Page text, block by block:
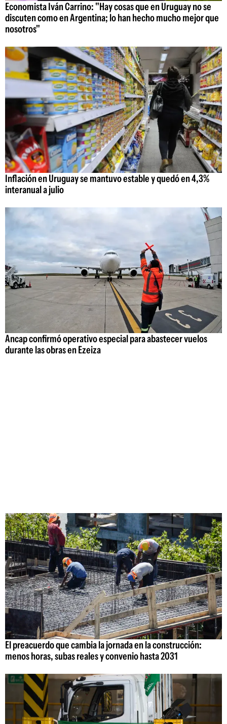
Economista Iván Carrino: "Hay cosas que en Uruguay no se
discuten como en Argentina; lo han hecho mucho mejor que
nosotros"
Inflación en Uruguay se mantuvo estable y quedó en 4,3%
interanual a julio
Ancap confirmó operativo especial para abastecer vuelos
durante las obras en Ezeiza
El preacuerdo que cambia la jornada en la construcción:
menos horas, subas reales y convenio hasta 2031